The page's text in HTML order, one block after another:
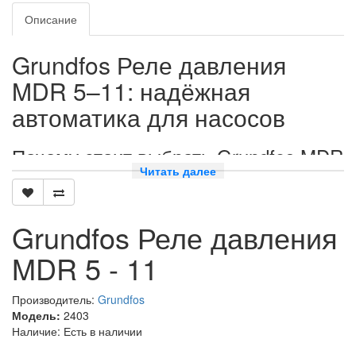
Описание
Grundfos Реле давления
MDR 5–11: надёжная
автоматика для насосов
Почему стоит выбрать Grundfos MDR
5–11?
Grundfos Реле давления MDR 5–11 — это высококачественное
управления работой насоса в системах водоснабжения и
отопления. Благодаря своей надёжности и простоте в
использовании, оно стало популярным выбором среди
профессионалов и домашних мастеров.
Основные функции и преимущества
Читать далее
Grundfos Реле давления
MDR 5 - 11
Производитель: Grundfos
Модель: 2403
Наличие: Есть в наличии